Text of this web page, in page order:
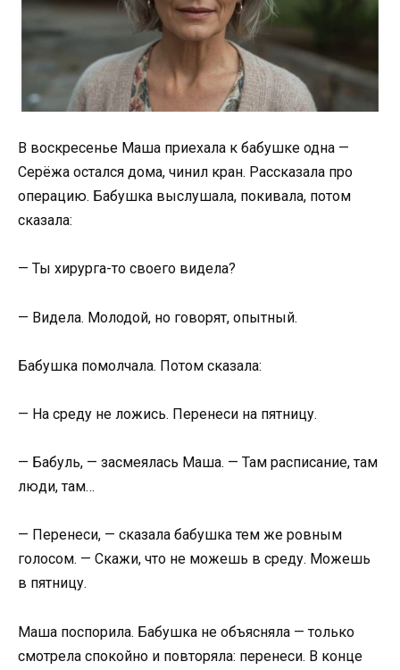
В воскресенье Маша приехала к бабушке одна —
Серёжа остался дома, чинил кран. Рассказала про
операцию. Бабушка выслушала, покивала, потом
сказала:
— Ты хирурга-то своего видела?
— Видела. Молодой, но говорят, опытный.
Бабушка помолчала. Потом сказала:
— На среду не ложись. Перенеси на пятницу.
— Бабуль, — засмеялась Маша. — Там расписание, там
люди, там…
— Перенеси, — сказала бабушка тем же ровным
голосом. — Скажи, что не можешь в среду. Можешь
в пятницу.
Маша поспорила. Бабушка не объясняла — только
смотрела спокойно и повторяла: перенеси. В конце